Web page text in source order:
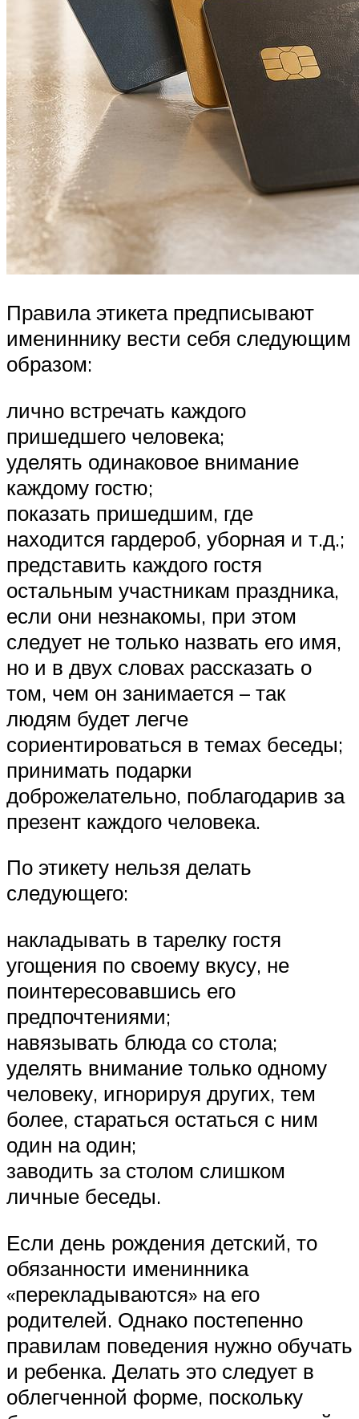
Правила этикета предписывают
имениннику вести себя следующим
образом:
лично встречать каждого
пришедшего человека;
уделять одинаковое внимание
каждому гостю;
показать пришедшим, где
находится гардероб, уборная и т.д.;
представить каждого гостя
остальным участникам праздника,
если они незнакомы, при этом
следует не только назвать его имя,
но и в двух словах рассказать о
том, чем он занимается – так
людям будет легче
сориентироваться в темах беседы;
принимать подарки
доброжелательно, поблагодарив за
презент каждого человека.
По этикету нельзя делать
следующего:
накладывать в тарелку гостя
угощения по своему вкусу, не
поинтересовавшись его
предпочтениями;
навязывать блюда со стола;
уделять внимание только одному
человеку, игнорируя других, тем
более, стараться остаться с ним
один на один;
заводить за столом слишком
личные беседы.
Если день рождения детский, то
обязанности именинника
«перекладываются» на его
родителей. Однако постепенно
правилам поведения нужно обучать
и ребенка. Делать это следует в
облегченной форме, поскольку